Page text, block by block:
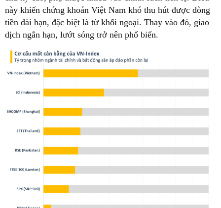
này khiến chứng khoán Việt Nam khó thu hút được dòng
tiền dài hạn, đặc biệt là từ khối ngoại. Thay vào đó, giao
dịch ngắn hạn, lướt sóng trở nên phổ biến.